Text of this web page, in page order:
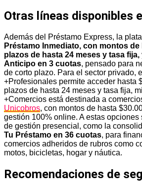
Otras líneas disponibles
Además del Préstamo Express, la
Préstamo Inmediato, con montos de
plazos de hasta 24 meses y tasa
Anticipo en 3 cuotas, pensado para
de corto plazo. Para el sector privado,
+Profesionales permite acceder hasta
plazos de hasta 24 meses y tasa fija,
+Comercios está destinada a
Unicobros, con montos de hasta
gestión 100% online. A estas
de gestión presencial, como la
Tu Préstamo en 36 cuotas, para
comercios adheridos de rubros como
motos, bicicletas, hogar y náutica.
Recomendaciones de